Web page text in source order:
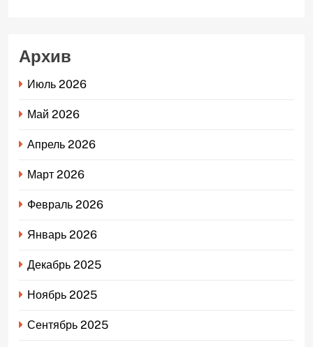
Архив
Июль 2026
Май 2026
Апрель 2026
Март 2026
Февраль 2026
Январь 2026
Декабрь 2025
Ноябрь 2025
Сентябрь 2025